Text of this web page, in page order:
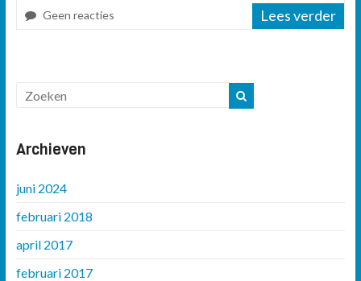
Geen reacties
Lees verder
Archieven
juni 2024
februari 2018
april 2017
februari 2017